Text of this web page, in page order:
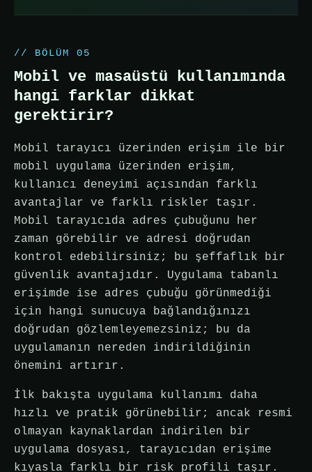
// BÖLÜM 05
Mobil ve masaüstü kullanımında
hangi farklar dikkat
gerektirir?
Mobil tarayıcı üzerinden erişim ile bir
mobil uygulama üzerinden erişim,
kullanıcı deneyimi açısından farklı
avantajlar ve farklı riskler taşır.
Mobil tarayıcıda adres çubuğunu her
zaman görebilir ve adresi doğrudan
kontrol edebilirsiniz; bu şeffaflık bir
güvenlik avantajıdır. Uygulama tabanlı
erişimde ise adres çubuğu görünmediği
için hangi sunucuya bağlandığınızı
doğrudan gözlemleyemezsiniz; bu da
uygulamanın nereden indirildiğinin
önemini artırır.
İlk bakışta uygulama kullanımı daha
hızlı ve pratik görünebilir; ancak resmi
olmayan kaynaklardan indirilen bir
uygulama dosyası, tarayıcıdan erişime
kıyasla farklı bir risk profili taşır.